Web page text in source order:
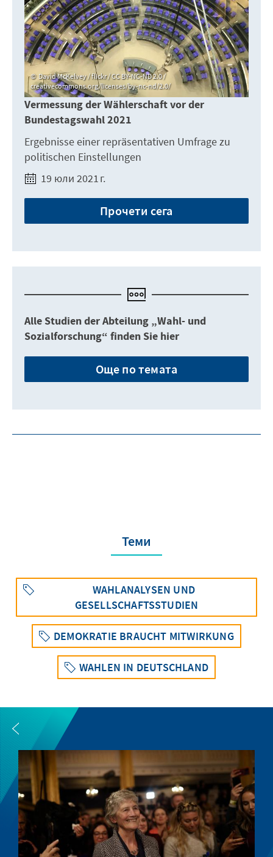
David McKelvey / flickr / CC BY-NC-ND 2.0 /
creativecommons.org/licenses/by-nc-nd/2.0/
Vermessung der Wählerschaft vor der
Bundestagswahl 2021
Ergebnisse einer repräsentativen Umfrage zu
politischen Einstellungen
19 юли 2021 г.
Прочети сега
Alle Studien der Abteilung „Wahl- und
Sozialforschung“ finden Sie hier
Още по темата
Теми
WAHLANALYSEN UND
GESELLSCHAFTSSTUDIEN
DEMOKRATIE BRAUCHT MITWIRKUNG
WAHLEN IN DEUTSCHLAND